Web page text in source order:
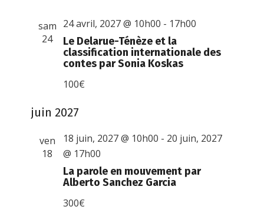
sam
24
Le Delarue-Ténèze et la
classification internationale des
contes par Sonia Koskas
24 avril, 2027 @ 10h00 - 17h00
100€
juin 2027
ven
18
La parole en mouvement par
Alberto Sanchez Garcia
18 juin, 2027 @ 10h00 - 20 juin, 2027
@ 17h00
300€